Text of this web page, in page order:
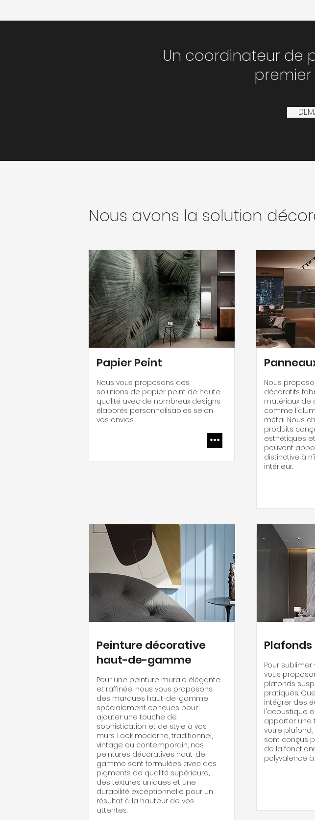
Un coordinateur de
Nous avons la solution
Papier Peint
Nous vous proposons des
solutions de papier peint de haute
qualité avec de nombreux designs
élaborés personnalisables selon
vos envies.
Nous
décoratifs
matériaux de
comme
métal. Nous
produits
esthétiques
peuvent
distinctive à
intérieur.
Peinture décorative
haut-de-gamme
Pour une peinture murale élégante
et raffinée, nous vous proposons
des marques haut-de-gamme
spécialement conçues pour
ajouter une touche de
sophistication et de style à vos
murs. Look moderne, traditionnel,
vintage ou contemporain, nos
peintures décoratives haut-de-
gamme sont formulées avec des
pigments de qualité supérieure,
des textures uniques et une
durabilité exceptionnelle pour un
résultat à la hauteur de vos
attentes.
Pour sublimer
vous
plafonds
pratiques.
intégrer des
l'acoustique
apporter une
votre plafond,
sont conçus
de la
polyvalence